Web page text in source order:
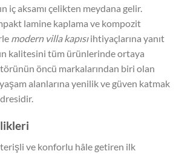
iç aksamı çelikten meydana gelir.
lamine kaplama ve kompozit
modern villa kapısıihtiyaçlarına yanıt
kalitesini tüm ürünlerinde ortaya
öncü markalarından biri olan
alanlarına yenilik ve güven katmak
ve konforlu hâle getiren ilk